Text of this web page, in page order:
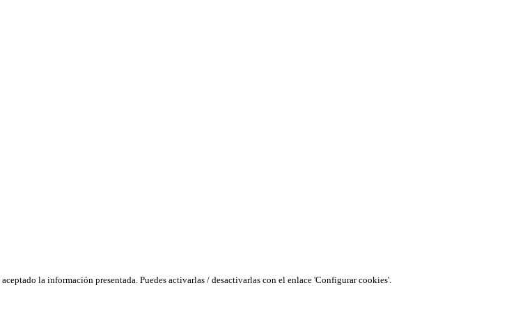
la información presentada. Puedes activarlas / desactivarlas con el enlace 'Configurar cookies'.